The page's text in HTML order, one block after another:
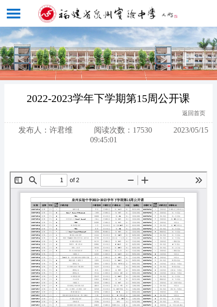
2022-2023学年下学期第15周公开课
返回首页
发布人：许君维 阅读次数：17530
2023/05/15
09:45:01